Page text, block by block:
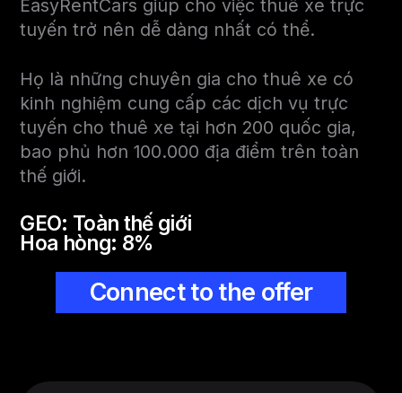
EasyRentCars giúp cho việc thuê xe trực
tuyến trở nên dễ dàng nhất có thể.
Họ là những chuyên gia cho thuê xe có
kinh nghiệm cung cấp các dịch vụ trực
tuyến cho thuê xe tại hơn 200 quốc gia,
bao phủ hơn 100.000 địa điểm trên toàn
thế giới.
GEO: Toàn thế giới
Hoa hòng: 8%
Connect to the offer